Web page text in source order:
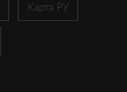
Карта РУ